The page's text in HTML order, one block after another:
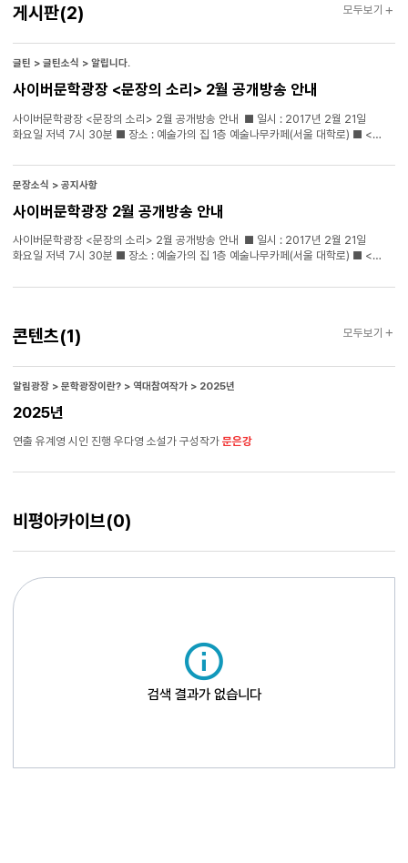
게시판(2)
글틴 > 글틴소식 > 알립니다.
사이버문학광장 <문장의 소리> 2월 공개방송 안내
사이버문학광장 <문장의 소리> 2월 공개방송 안내 ■ 일시 : 2017년 2월 21일
화요일 저녁 7시 30분 ■ 장소 : 예술가의 집 1층 예술나무카페(서울 대학로) ■ <
(한국일보) 소설 : 이호애 (대구매일신보),문은강(서울신문) ■ <어제의 단어 오늘의
멜로디> 뮤지션 양양, 요조 ■ 신청문의 : 한국문화예술위원회 문학지원부 061-900-
많은 참여를 바랍니다.
문장소식 > 공지사항
사이버문학광장 2월 공개방송 안내
사이버문학광장 <문장의 소리> 2월 공개방송 안내 ■ 일시 : 2017년 2월 21일
화요일 저녁 7시 30분 ■ 장소 : 예술가의 집 1층 예술나무카페(서울 대학로) ■ <
(한국일보) 소설 : 이호애 (대구매일신보),문은강(서울신문) ■ <어제의 단어 오늘의
많은 참여를 바랍니다.
게시판
모두보기
콘텐츠(1)
알림광장 > 문학광장이란? > 역대참여작가 > 2025년
2025년
연출 유계영 시인 진행 우다영 소설가 구성작가 문은강
콘텐츠
모두보기
비평아카이브(0)
검색 결과가 없습니다